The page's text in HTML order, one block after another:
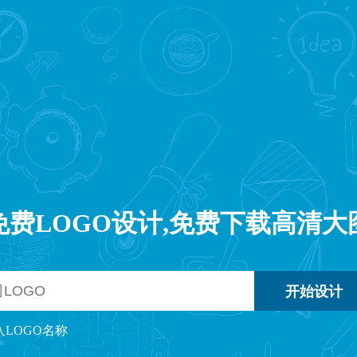
费LOGO设计,免费下载高清大
LOGO名称